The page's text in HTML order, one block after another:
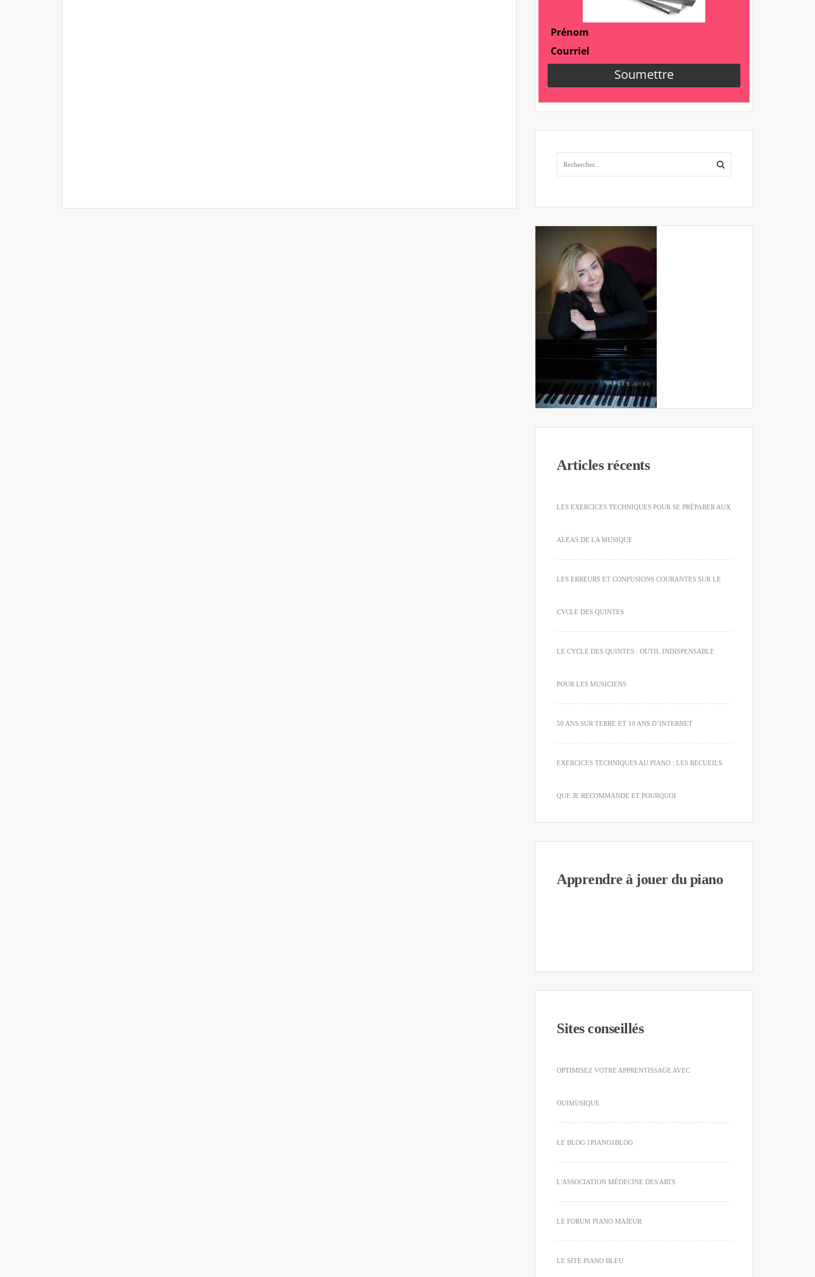
Articles récents
LES EXERCICES TECHNIQUES POUR SE PRÉPARER AUX
ALÉAS DE LA MUSIQUE
LES ERREURS ET CONFUSIONS COURANTES SUR LE
CYCLE DES QUINTES
LE CYCLE DES QUINTES : OUTIL INDISPENSABLE
POUR LES MUSICIENS
50 ANS SUR TERRE ET 10 ANS D’INTERNET
EXERCICES TECHNIQUES AU PIANO : LES RECUEILS
QUE JE RECOMMANDE ET POURQUOI
Apprendre à jouer du piano
Sites conseillés
OPTIMISEZ VOTRE APPRENTISSAGE AVEC
OUIMUSIQUE
LE BLOG 1PIANO1BLOG
L'ASSOCIATION MÉDECINE DES ARTS
LE FORUM PIANO MAJEUR
LE SITE PIANO BLEU